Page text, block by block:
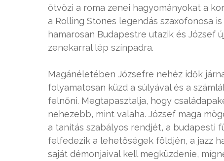
ötvözi a roma zenei hagyományokat a
a Rolling Stones legendás szaxofonosa
hamarosan Budapestre utazik és József
zenekarral lép színpadra.
Magánéletében Józsefre nehéz idők
folyamatosan küzd a súlyával és a
felnőni. Megtapasztalja, hogy
nehezebb, mint valaha. József maga
a tanítás szabályos rendjét, a budapesti
felfedezik a lehetőségek földjén, a jazz
saját démonjaival kell megküzdenie,